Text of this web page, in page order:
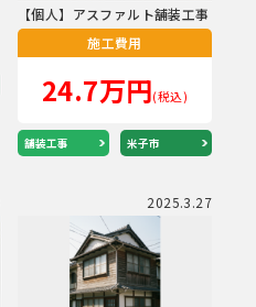
【個人】アスファルト舗装工事
施工費用
24.7万円(税込)
舗装工事 米子市
2025.3.27